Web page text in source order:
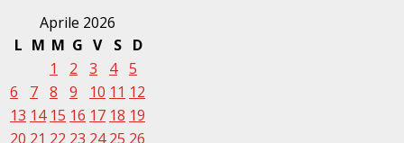
Aprile 2026
L M M G V S
D
1
2 3 4 5
6
7 8 9 10 11 12
13 14 15 16 17 18 19
20 21 22 23 24 25 26